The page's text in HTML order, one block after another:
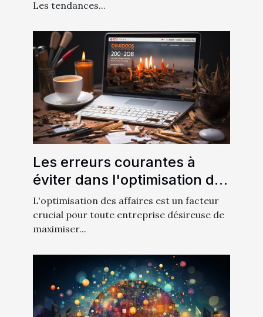
Les tendances...
Les erreurs courantes à
éviter dans l'optimisation des
affaires
L'optimisation des affaires est un facteur
crucial pour toute entreprise désireuse de
maximiser...